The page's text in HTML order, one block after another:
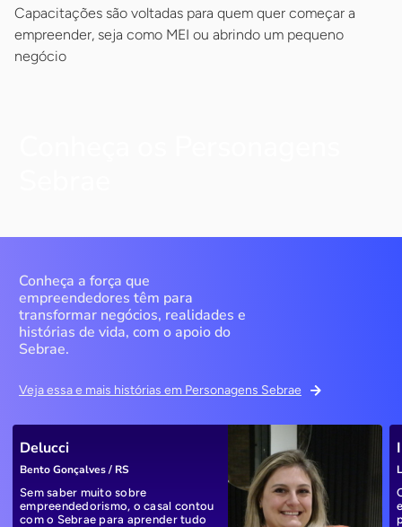
Capacitações são voltadas para quem quer começar a
empreender, seja como MEI ou abrindo um pequeno
negócio
Conheça a força que
empreendedores têm para
transformar negócios, realidades e
histórias de vida, com o apoio do
Sebrae.
Veja essa e mais histórias em Personagens Sebrae
Delucci
Bento Gonçalves / RS
Sem saber muito sobre
empreendedorismo, o casal contou
com o Sebrae para aprender tudo